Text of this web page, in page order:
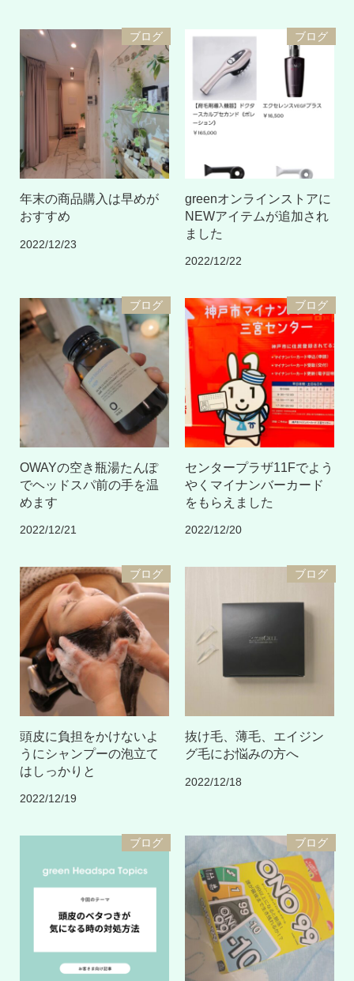
ブログ
年末の商品購入は早めが
おすすめ
2022/12/23
ブログ
greenオンラインストアに
NEWアイテムが追加され
ました
2022/12/22
ブログ
OWAYの空き瓶湯たんぽ
でヘッドスパ前の手を温
めます
2022/12/21
ブログ
センタープラザ11Fでよう
やくマイナンバーカード
をもらえました
2022/12/20
ブログ
頭皮に負担をかけないよ
うにシャンプーの泡立て
はしっかりと
2022/12/19
ブログ
抜け毛、薄毛、エイジン
グ毛にお悩みの方へ
2022/12/18
ブログ ブログ